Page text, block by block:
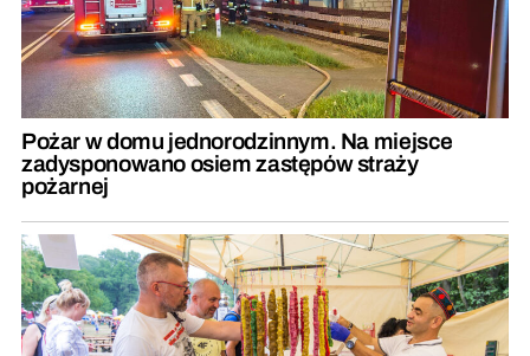
Pożar w domu jednorodzinnym. Na miejsce
zadysponowano osiem zastępów straży
pożarnej